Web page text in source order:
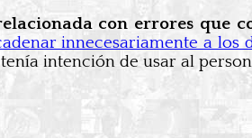
con errores
innecesariamente a los
intención de usar al